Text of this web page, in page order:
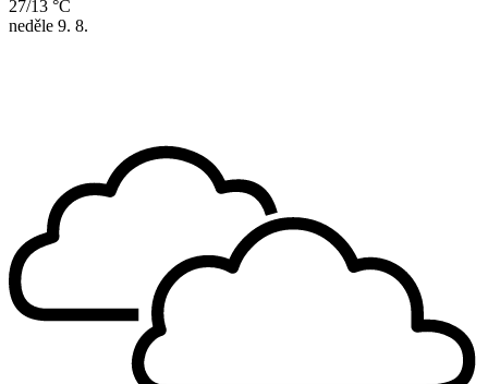
27/13 °C
neděle 9. 8.